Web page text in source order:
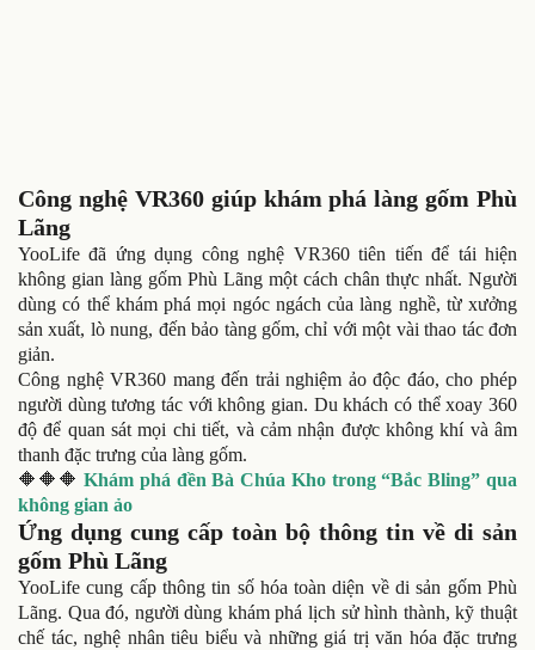
Công nghệ VR360 giúp khám phá làng gốm Phù
Lãng
YooLife đã ứng dụng công nghệ VR360 tiên tiến để tái hiện
không gian làng gốm Phù Lãng một cách chân thực nhất. Người
dùng có thể khám phá mọi ngóc ngách của làng nghề, từ xưởng
sản xuất, lò nung, đến bảo tàng gốm, chỉ với một vài thao tác đơn
giản.
Công nghệ VR360 mang đến trải nghiệm ảo độc đáo, cho phép
người dùng tương tác với không gian. Du khách có thể xoay 360
độ để quan sát mọi chi tiết, và cảm nhận được không khí và âm
thanh đặc trưng của làng gốm.
🔶🔶🔶Khám phá đền Bà Chúa Kho trong “Bắc Bling” qua
không gian ảo
Ứng dụng cung cấp toàn bộ thông tin về di sản
gốm Phù Lãng
YooLife cung cấp thông tin số hóa toàn diện về di sản gốm Phù
Lãng. Qua đó, người dùng khám phá lịch sử hình thành, kỹ thuật
chế tác, nghệ nhân tiêu biểu và những giá trị văn hóa đặc trưng